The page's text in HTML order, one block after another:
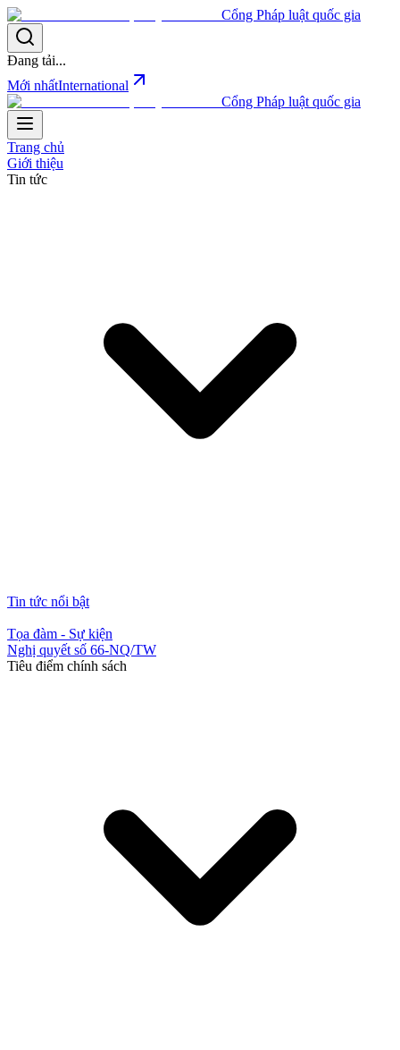
Cổng Pháp luật quốc gia
Đang tải...
Mới nhấtInternational
Cổng Pháp luật quốc gia
Trang chủ
Giới thiệu
Tin tức
Tin tức nổi bật
Tọa đàm - Sự kiện
Nghị quyết số 66-NQ/TW
Tiêu điểm chính sách